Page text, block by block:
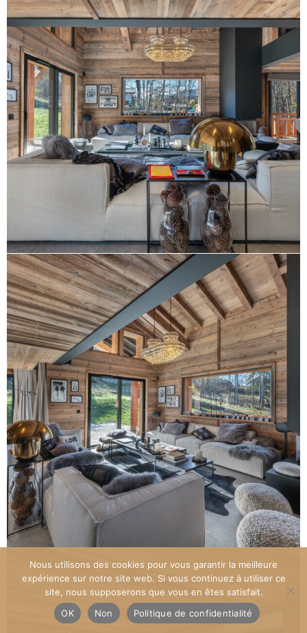
Nous utilisons des cookies pour vous garantir la meilleure
expérience sur notre site web. Si vous continuez à utiliser ce
site, nous supposerons que vous en êtes satisfait.
OK
Non Politique de confidentialité